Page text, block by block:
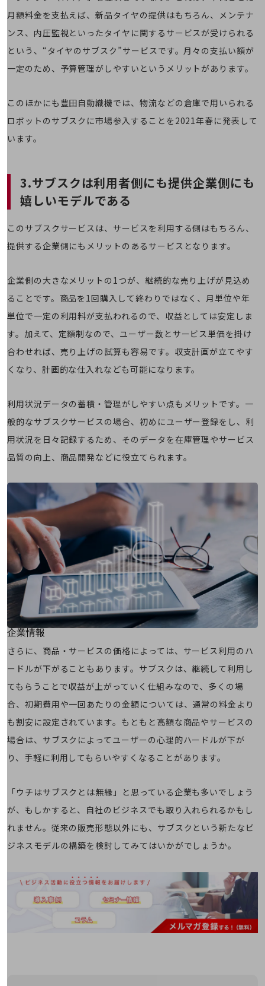
解決するヒントをお届けする記事サイト
新着記事
トレンド記事特集
IT用語集
中堅中小企業向け
中堅中小企業のビジネスをサポート！
お悩みから見つける
お悩みから見つけるTOP
モバイル・音声
バックオフィス
リモート・ハイブリッドワーク
その他のお悩みはこちら
業界から見つけるTOP
製造業
運輸業
地域産業
ゲーム感覚で見つける
ビジネスお悩み診断
オンラインショップ
モバイル・ICTサービスをオンラインで
相談・申し込みができるバーチャルショップ
法人向けモバイルトップ
はじめての方へ
サービス・商品を探す
新規会員登録/ログインはこちら
100回線以上のお問い合わせ・お見積りはこちら
別ウィンドウで開きます
企業情報
企業情報TOP
会社案内TOP
組織
社長からのご挨拶
事業拠点
ニュースルーム
ニュースルームTOP
ニュースリリース
月額料金を支払えば、新品タイヤの提供はもちろん、メンテナ
ンス、内圧監視といったタイヤに関するサービスが受けられる
という、“タイヤのサブスク”サービスです。月々の支払い額が
一定のため、予算管理がしやすいというメリットがあります。
このほかにも豊田自動織機では、物流などの倉庫で用いられる
ロボットのサブスクに市場参入することを2021年春に発表して
います。
3.サブスクは利用者側にも提供企業側にも
嬉しいモデルである
このサブスクサービスは、サービスを利用する側はもちろん、
提供する企業側にもメリットのあるサービスとなります。
企業側の大きなメリットの1つが、継続的な売り上げが見込め
ることです。商品を1回購入して終わりではなく、月単位や年
単位で一定の利用料が支払われるので、収益としては安定しま
す。加えて、定額制なので、ユーザー数とサービス単価を掛け
合わせれば、売り上げの試算も容易です。収支計画が立てやす
くなり、計画的な仕入れなども可能になります。
利用状況データの蓄積・管理がしやすい点もメリットです。一
般的なサブスクサービスの場合、初めにユーザー登録をし、利
用状況を日々記録するため、そのデータを在庫管理やサービス
品質の向上、商品開発などに役立てられます。
さらに、商品・サービスの価格によっては、サービス利用のハ
ードルが下がることもあります。サブスクは、継続して利用し
てもらうことで収益が上がっていく仕組みなので、多くの場
合、初期費用や一回あたりの金額については、通常の料金より
も割安に設定されています。もともと高額な商品やサービスの
場合は、サブスクによってユーザーの心理的ハードルが下が
り、手軽に利用してもらいやすくなることがあります。
「ウチはサブスクとは無縁」と思っている企業も多いでしょう
が、もしかすると、自社のビジネスでも取り入れられるかもし
れません。従来の販売形態以外にも、サブスクという新たなビ
ジネスモデルの構築を検討してみてはいかがでしょうか。